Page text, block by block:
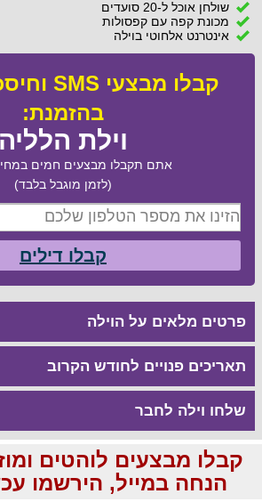
שולחן אוכל ל-20 סועדים
מכונת קפה עם קפסולות
אינטרנט אלחוטי בוילה
בהזמנת:
וילת הלליה
אתם תקבלו מבצעים חמים
(לזמן מוגבל בלבד)
קבלו דילים
פרטים מלאים על הוילה
תאריכים פנויים לחודש הקרוב
שלחו וילה לחבר
הנחה במייל, הירשמו